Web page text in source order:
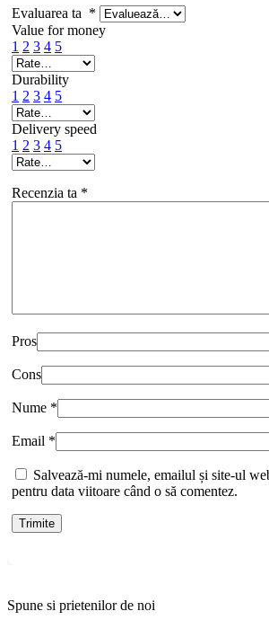
Evaluarea ta *
Value for money
1 2 3 4 5
Durability
1 2 3 4 5
Delivery speed
1 2 3 4 5
Recenzia ta *
Pros
Cons
Nume *
Email *
Salvează-mi numele, emailul și site-ul
pentru data viitoare când o să comentez.
Spune si prietenilor de noi